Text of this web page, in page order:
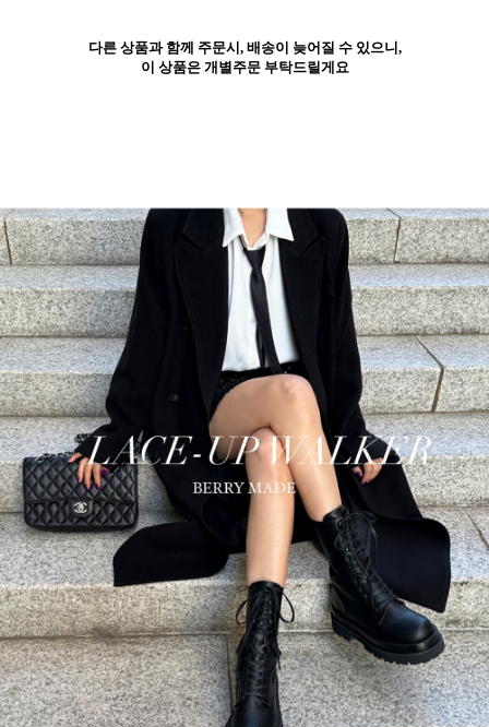
다른 상품과 함께 주문시, 배송이 늦어질 수 있으니,
이 상품은 개별주문 부탁드릴게요